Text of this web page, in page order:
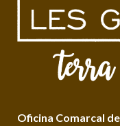
Oficina Comarcal